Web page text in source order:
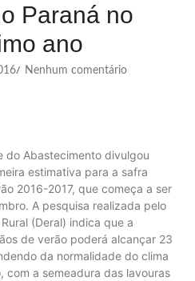
Paraná no
ano
/ Nenhum comentário
do Abastecimento divulgou
estimativa para a safra
2016-2017, que começa a ser
A pesquisa realizada pelo
(Deral) indica que a
de verão poderá alcançar 23
da normalidade do clima
com a semeadura das lavouras